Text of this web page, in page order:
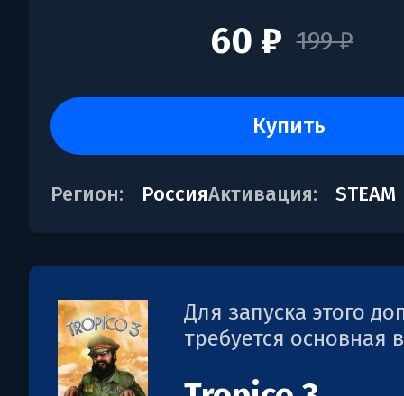
199 ₽
60 ₽
купить
Регион: РоссияАктивация: STEAM
Для запуска этого
требуется основная